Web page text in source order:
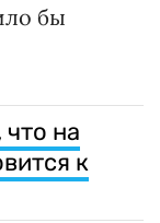
бы
на
к